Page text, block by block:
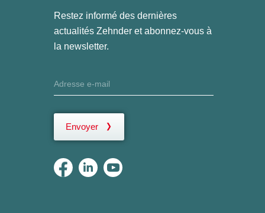
Restez informé des dernières
actualités Zehnder et abonnez-vous à
la newsletter.
Envoyer